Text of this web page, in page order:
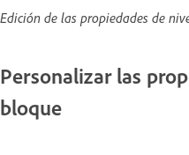
Edición de las propiedades de
Personalizar las
bloque